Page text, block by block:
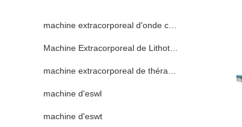
machine extracorporeal d'onde choc
Machine Extracorporeal de Lithotripsy d'onde choc
machine extracorporeal de thérapie d'onde choc
machine d'eswl
machine d'eswt